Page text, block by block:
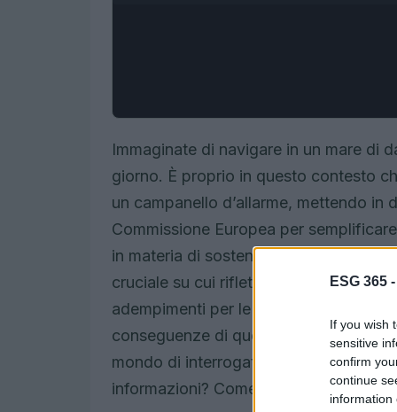
ESG 365 -
If you wish
sensitive
confirm
continue
information
Immaginate di navigare in un mare di
giorno. È proprio in questo contesto
un campanello d’allarme, mettendo
Commissione Europea per
in materia di sostenibilità per le
cruciale su cui riflettere. La BCE, pur
adempimenti per le imprese, ha
conseguenze di queste modifiche
mondo di interrogativi: cosa succede
informazioni? Come si muovono gli